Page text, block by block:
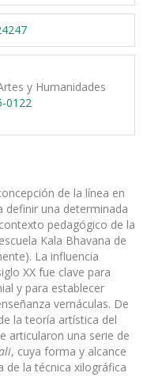
y Humanidades
0122
de la línea en
definir una determinada
pedagógico de la
Kala Bhavana de
La influencia
XX fue clave para
y para establecer
vernáculas. De
la teoría artística del
articularon una serie de
, cuya forma y alcance
de la técnica xilográfica